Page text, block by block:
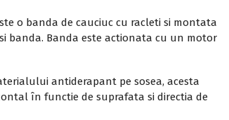
o banda de cauciuc cu racleti si montata
banda. Banda este actionata cu un motor
antiderapant pe sosea, acesta
în functie de suprafata si directia de